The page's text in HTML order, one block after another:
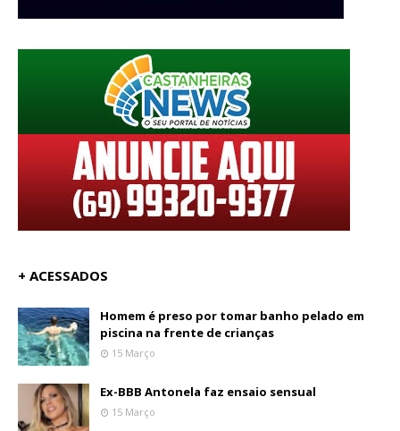
+ ACESSADOS
Homem é preso por tomar banho pelado em
piscina na frente de crianças
15 Março
Ex-BBB Antonela faz ensaio sensual
15 Março